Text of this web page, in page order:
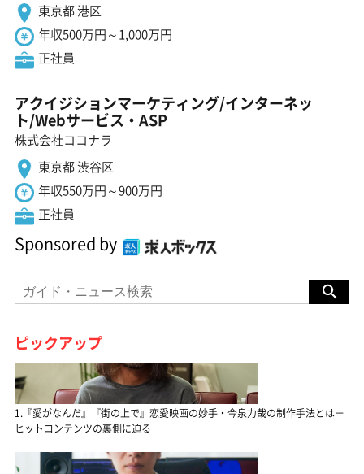
東京都 港区
年収500万円～1,000万円
正社員
アクイジションマーケティング/インターネッ
ト/Webサービス・ASP
株式会社ココナラ
東京都 渋谷区
年収550万円～900万円
正社員
Sponsored by
ピックアップ
1.『愛がなんだ』『街の上で』恋愛映画の妙手・今泉力哉の制作手法とは－
ヒットコンテンツの裏側に迫る